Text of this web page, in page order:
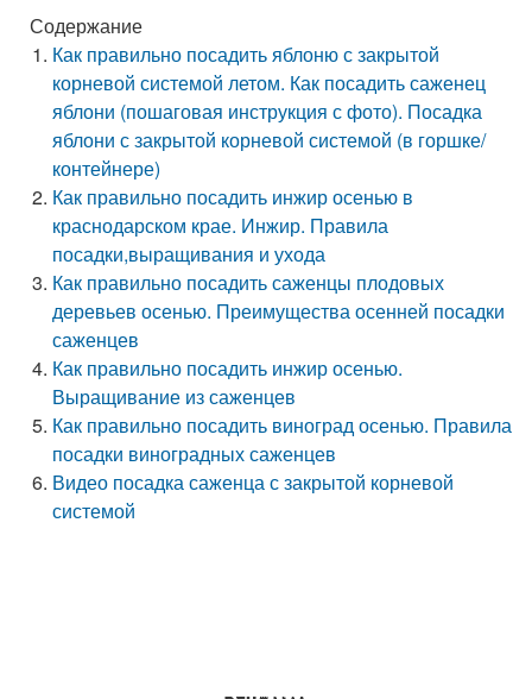
Содержание
Как правильно посадить яблоню с закрытой
корневой системой летом. Как посадить саженец
яблони (пошаговая инструкция с фото). Посадка
яблони с закрытой корневой системой (в горшке/
контейнере)
Как правильно посадить инжир осенью в
краснодарском крае. Инжир. Правила
посадки,выращивания и ухода
Как правильно посадить саженцы плодовых
деревьев осенью. Преимущества осенней посадки
саженцев
Как правильно посадить инжир осенью.
Выращивание из саженцев
Как правильно посадить виноград осенью. Правила
посадки виноградных саженцев
Видео посадка саженца с закрытой корневой
системой